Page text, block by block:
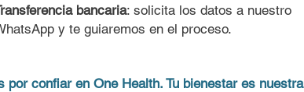
bancaria: solicita los datos a nuestro
y te guiaremos en el proceso.
por confiar en One Health. Tu bienestar es nuestra